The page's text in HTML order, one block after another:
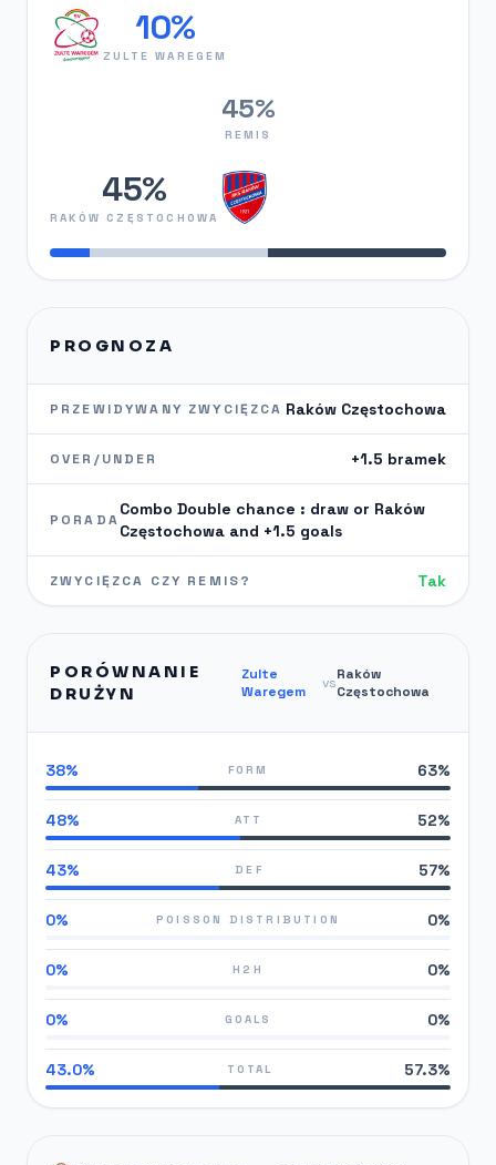
10%
ZULTE WAREGEM
45%
REMIS
45%
RAKÓW CZĘSTOCHOWA
PROGNOZA
PRZEWIDYWANY ZWYCIĘZCA Raków Częstochowa
OVER/UNDER +1.5 bramek
PORADA
Combo Double chance : draw or Raków
Częstochowa and +1.5 goals
ZWYCIĘZCA CZY REMIS? Tak
PORÓWNANIE
DRUŻYN
Zulte
Waregem
vsRaków
Częstochowa
38% FORM 63%
48% ATT 52%
43% DEF 57%
0% POISSON DISTRIBUTION 0%
0% H2H 0%
0% GOALS 0%
43.0% TOTAL 57.3%